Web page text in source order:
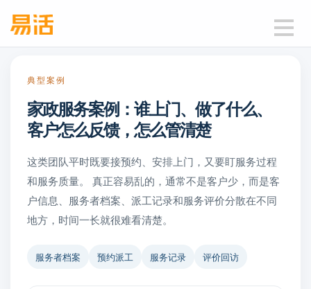
典型案例
家政服务案例：谁上门、做了什么、
客户怎么反馈，怎么管清楚
这类团队平时既要接预约、安排上门，又要盯服务过程
和服务质量。 真正容易乱的，通常不是客户少，而是客
户信息、服务者档案、派工记录和服务评价分散在不同
地方，时间一长就很难看清楚。
服务者档案 预约派工 服务记录 评价回访